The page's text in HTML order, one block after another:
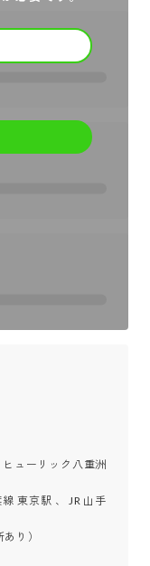
ューリック八重洲
東京駅 、 JR 山手
り）